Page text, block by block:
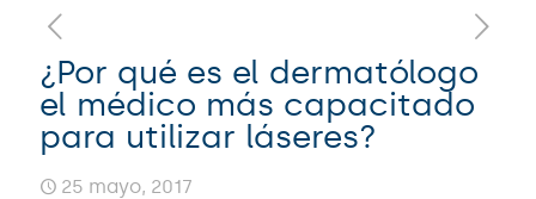
¿Por qué es el dermatólogo
el médico más capacitado
para utilizar láseres?
25 mayo, 2017